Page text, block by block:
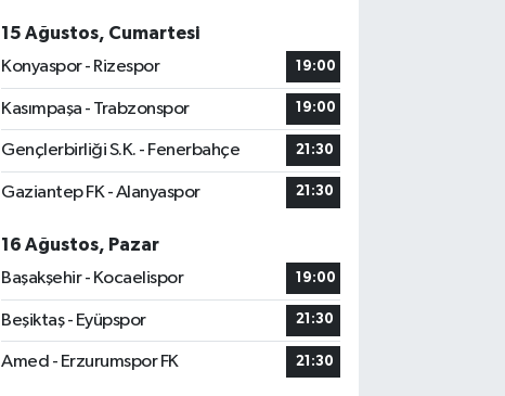
15 Ağustos, Cumartesi
Konyaspor - Rizespor
19:00
Kasımpaşa - Trabzonspor 19:00
Gençlerbirliği S.K. - Fenerbahçe 21:30
Gaziantep FK - Alanyaspor 21:30
16 Ağustos, Pazar
Başakşehir - Kocaelispor
19:00
Beşiktaş - Eyüpspor 21:30
Amed - Erzurumspor FK 21:30